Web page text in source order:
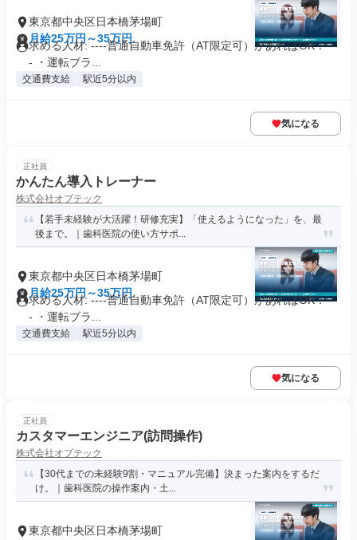
東京都中央区日本橋茅場町
月給25万円～35万円
求める人材: ----普通自動車免許（AT限定可）があればOK！---
- ・運転ブラ...
交通費支給 駅近5分以内
気になる
正社員
かんたん導入トレーナー
株式会社オプテック
【若手未経験が大活躍！研修充実】「使えるようになった」を、最
後まで。｜歯科医院の使い方サポ...
東京都中央区日本橋茅場町
月給25万円～35万円
求める人材: ----普通自動車免許（AT限定可）があればOK！---
- ・運転ブラ...
交通費支給 駅近5分以内
気になる
正社員
カスタマーエンジニア(訪問操作)
株式会社オプテック
【30代までの未経験9割・マニュアル完備】決まった案内をするだ
け。｜歯科医院の操作案内・土...
東京都中央区日本橋茅場町